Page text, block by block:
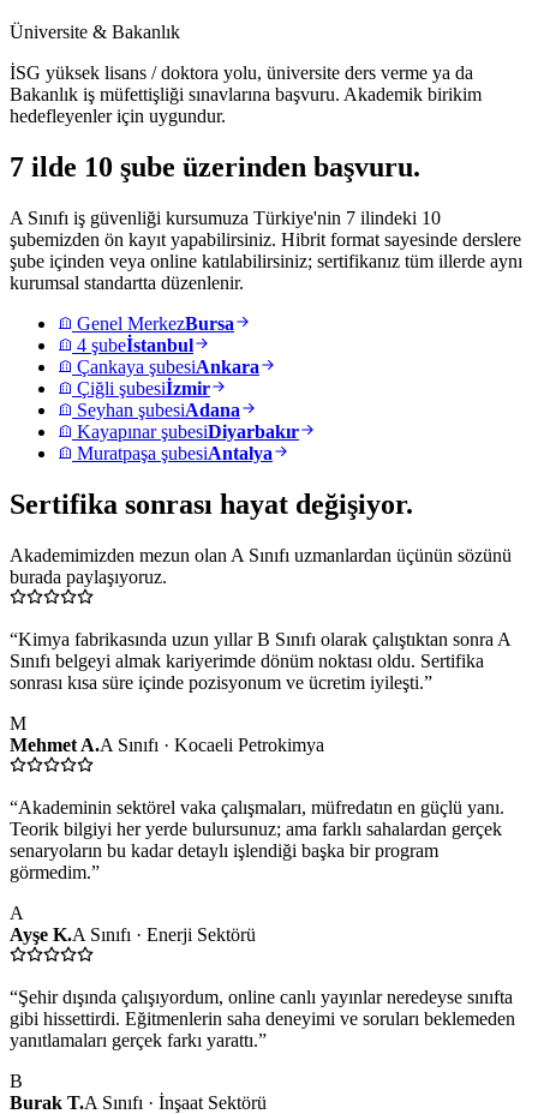
Üniversite & Bakanlık
İSG yüksek lisans / doktora yolu, üniversite ders verme ya da
Bakanlık iş müfettişliği sınavlarına başvuru. Akademik birikim
hedefleyenler için uygundur.
7 ilde 10 şube üzerinden başvuru.
A Sınıfı iş güvenliği kursumuza Türkiye'nin 7 ilindeki 10
şubemizden ön kayıt yapabilirsiniz. Hibrit format sayesinde derslere
şube içinden veya online katılabilirsiniz; sertifikanız tüm illerde aynı
kurumsal standartta düzenlenir.
Genel MerkezBursa
4 şubeİstanbul
Çankaya şubesiAnkara
Çiğli şubesiİzmir
Seyhan şubesiAdana
Kayapınar şubesiDiyarbakır
Muratpaşa şubesiAntalya
Sertifika sonrası hayat değişiyor.
Akademimizden mezun olan A Sınıfı uzmanlardan üçünün sözünü
burada paylaşıyoruz.
“Kimya fabrikasında uzun yıllar B Sınıfı olarak çalıştıktan sonra A
Sınıfı belgeyi almak kariyerimde dönüm noktası oldu. Sertifika
sonrası kısa süre içinde pozisyonum ve ücretim iyileşti.”
M
Mehmet A.A Sınıfı · Kocaeli Petrokimya
“Akademinin sektörel vaka çalışmaları, müfredatın en güçlü yanı.
Teorik bilgiyi her yerde bulursunuz; ama farklı sahalardan gerçek
senaryoların bu kadar detaylı işlendiği başka bir program
görmedim.”
A
Ayşe K.A Sınıfı · Enerji Sektörü
“Şehir dışında çalışıyordum, online canlı yayınlar neredeyse sınıfta
gibi hissettirdi. Eğitmenlerin saha deneyimi ve soruları beklemeden
yanıtlamaları gerçek farkı yarattı.”
B
Burak T.A Sınıfı · İnşaat Sektörü